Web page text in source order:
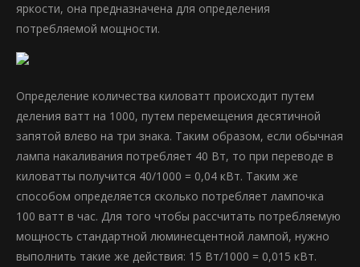
яркости, она предназначена для определения
потребляемой мощности.
Определение количества киловатт происходит путем
деления ватт на 1000, путем перемещения десятичной
запятой влево на три знака. Таким образом, если обычная
лампа накаливания потребляет 40 Вт, то при переводе в
киловатты получится 40/1000 = 0,04 кВт. Таким же
способом определяется сколько потребляет лампочка
100 ватт в час. Для того чтобы рассчитать потребляемую
мощность стандартной люминесцентной лампой, нужно
выполнить такие же действия: 15 Вт/1000 = 0,015 кВт.